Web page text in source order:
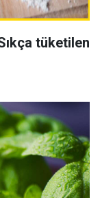
tüketilen